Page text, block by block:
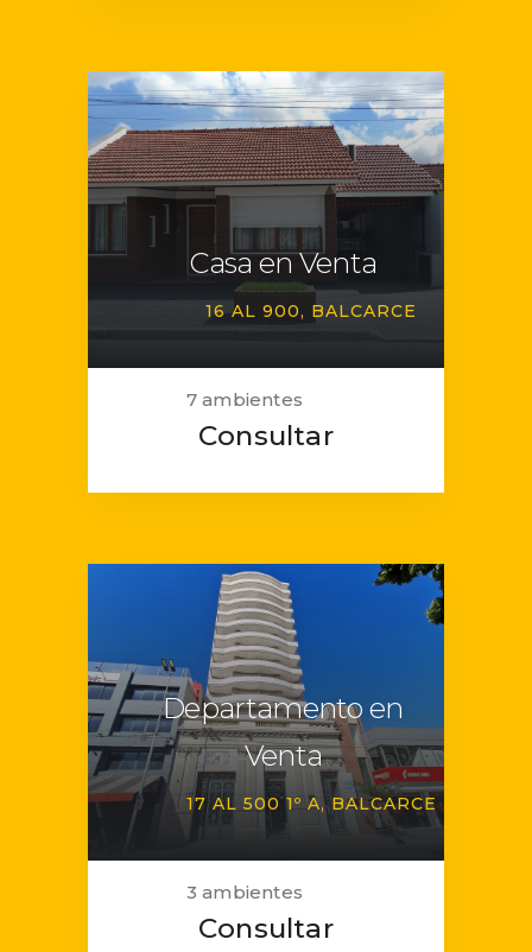
Casa en Venta
16 AL 900 BALCARCE
7 ambientes
Consultar
Departamento en
Venta
17 AL 500 1º A BALCARCE
3 ambientes
Consultar